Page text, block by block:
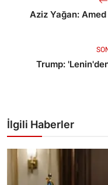
Aziz Yağan:
Trump:
İlgili Haberler